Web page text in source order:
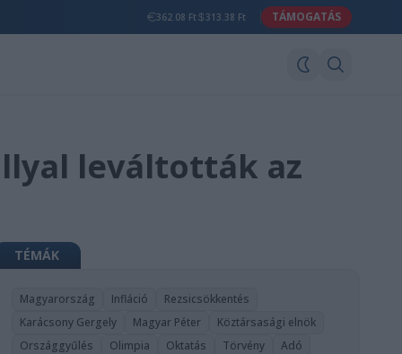
362.08 Ft 313.38 Ft TÁMOGATÁS
leváltották az
TÉMÁK
Magyarország Infláció
Rezsicsökkentés
Karácsony Gergely
Magyar Péter
Köztársasági elnök
Országgyűlés
Olimpia Oktatás Törvény
Adó